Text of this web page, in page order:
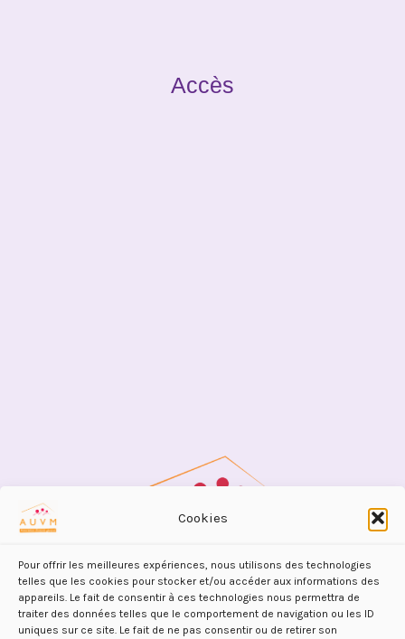
Cookies
Pour offrir les meilleures expériences, nous utilisons des technologies
telles que les cookies pour stocker et/ou accéder aux informations des
appareils. Le fait de consentir à ces technologies nous permettra de
traiter des données telles que le comportement de navigation ou les ID
uniques sur ce site. Le fait de ne pas consentir ou de retirer son
Accès